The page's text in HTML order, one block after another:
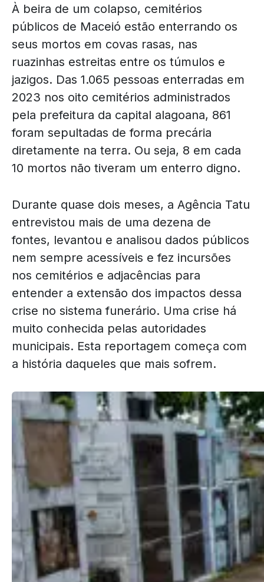
À beira de um colapso, cemitérios
públicos de Maceió estão enterrando os
seus mortos em covas rasas, nas
ruazinhas estreitas entre os túmulos e
jazigos. Das 1.065 pessoas enterradas em
2023 nos oito cemitérios administrados
pela prefeitura da capital alagoana, 861
foram sepultadas de forma precária
diretamente na terra. Ou seja, 8 em cada
10 mortos não tiveram um enterro digno.
Durante quase dois meses, a Agência Tatu
entrevistou mais de uma dezena de
fontes, levantou e analisou dados públicos
nem sempre acessíveis e fez incursões
nos cemitérios e adjacências para
entender a extensão dos impactos dessa
crise no sistema funerário. Uma crise há
muito conhecida pelas autoridades
municipais. Esta reportagem começa com
a história daqueles que mais sofrem.